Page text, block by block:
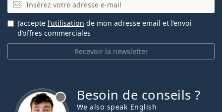
Recevoir la newsletter
J’accepte l’utilisation de mon adresse email et l’envoi
d’offres commerciales
Besoin de conseils ?
We also speak English